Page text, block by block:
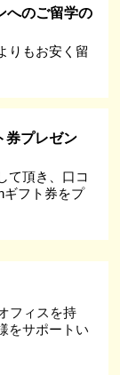
へのご留学の
りもお安く留
券プレゼン
て頂き、口コ
ギフト券をプ
フィスを持
をサポートい